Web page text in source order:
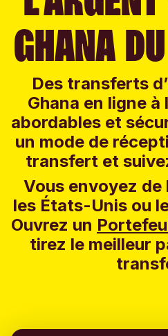
GHANA
Des transferts
Ghana en ligne
abordables et
un mode de
transfert et
Vous envoyez
les États-Unis ou
Ouvrez un
tirez le meilleur